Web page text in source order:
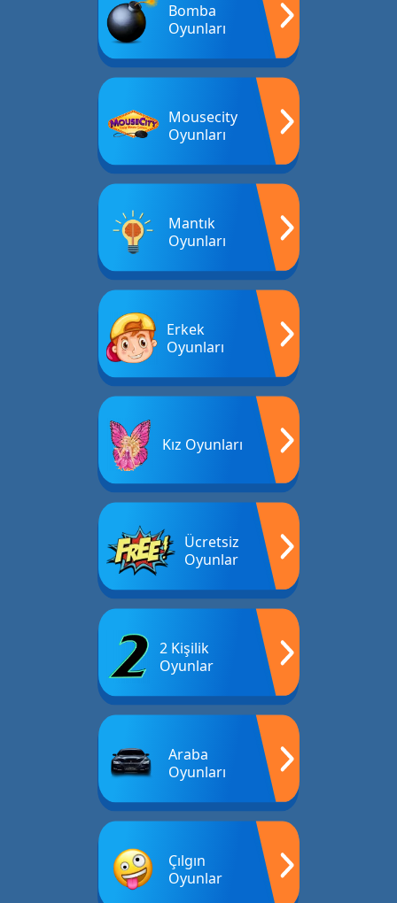
Bomba
Oyunları
Mousecity
Oyunları
Mantık
Oyunları
Erkek
Oyunları
Kız Oyunları
Ücretsiz
Oyunlar
2 Kişilik
Oyunlar
Araba
Oyunları
Çılgın
Oyunlar